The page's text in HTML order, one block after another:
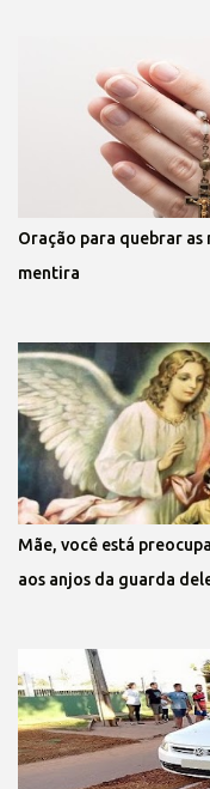
Oração para quebrar as
mentira
Mãe, você está
aos anjos da guarda